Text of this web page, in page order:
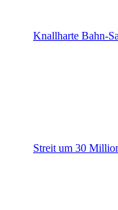
Knallharte Bahn-
Streit um 30